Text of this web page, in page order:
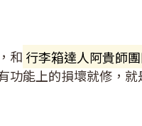
和 行李箱達人阿貴師
能上的損壞就修，